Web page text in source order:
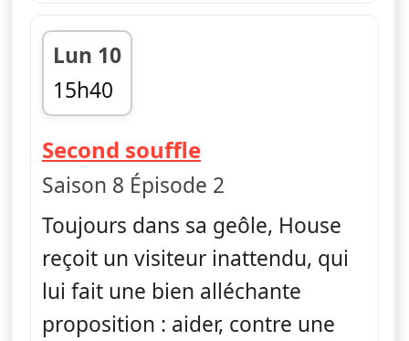
Lun 10
15h40
fin 16h30
Second souffle— Dr House
Saison 8 Épisode 2
Toujours dans sa geôle, House
reçoit un visiteur inattendu, qui
lui fait une bien alléchante
proposition : aider, contre une